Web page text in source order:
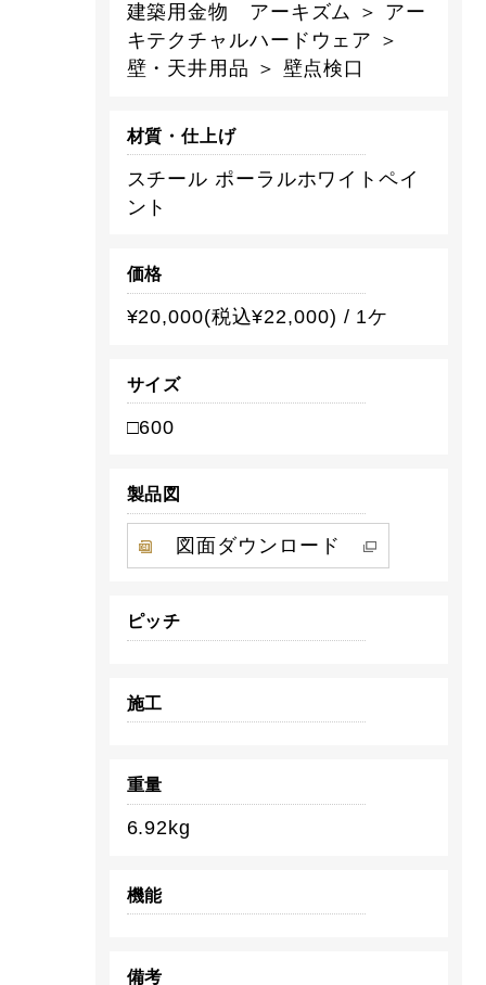
建築用金物 アーキズム ＞ アー
キテクチャルハードウェア ＞
壁・天井用品 ＞ 壁点検口
材質・仕上げ
スチール ポーラルホワイトペイ
ント
価格
¥20,000(税込¥22,000) / 1ケ
サイズ
□600
製品図
図面ダウンロード
ピッチ
施工
重量
6.92kg
機能
備考